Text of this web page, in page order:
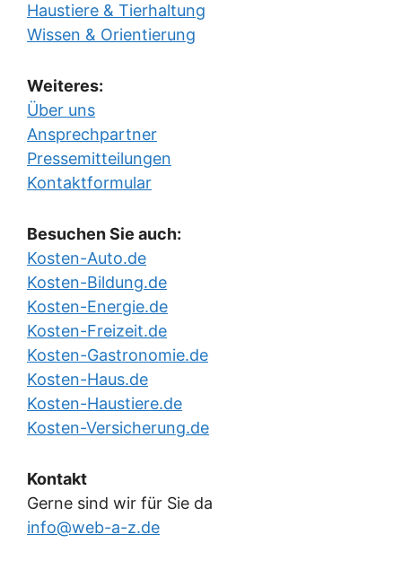
Haustiere & Tierhaltung
Wissen & Orientierung
Weiteres:
Über uns
Ansprechpartner
Pressemitteilungen
Kontaktformular
Besuchen Sie auch:
Kosten-Auto.de
Kosten-Bildung.de
Kosten-Energie.de
Kosten-Freizeit.de
Kosten-Gastronomie.de
Kosten-Haus.de
Kosten-Haustiere.de
Kosten-Versicherung.de
Kontakt
Gerne sind wir für Sie da
info@web-a-z.de